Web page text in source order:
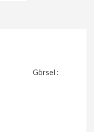
Görsel :